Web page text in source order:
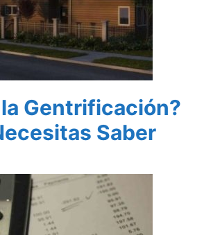
Gentrificación?
Saber